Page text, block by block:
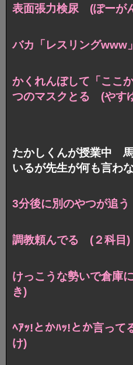
表面張力検尿 (ぽーが
バカ「レスリング
かくれんぼして「ここ
つのマスクとる (やす
たかしくんが授業中
いるが先生が何も言わ
3分後に別のやつが追
調教頼んでる (２科目)
けっこうな勢いで倉庫
き)
ﾍｱｯ!とかﾊｯ!とか言っ
け)